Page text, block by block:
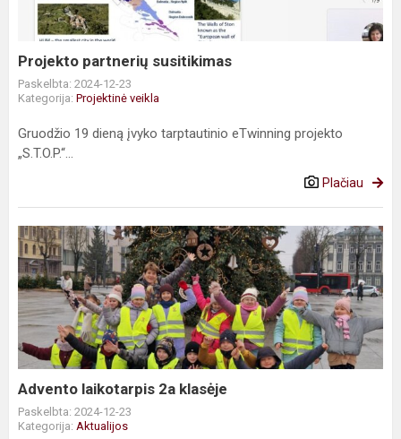
Projekto partnerių susitikimas
Paskelbta: 2024-12-23
Kategorija: Projektinė veikla
Gruodžio 19 dieną įvyko tarptautinio eTwinning projekto
„S.T.O.P.“...
Plačiau
Advento
laikotarpis
2a
klasėje
Advento laikotarpis 2a klasėje
Paskelbta: 2024-12-23
Kategorija: Aktualijos